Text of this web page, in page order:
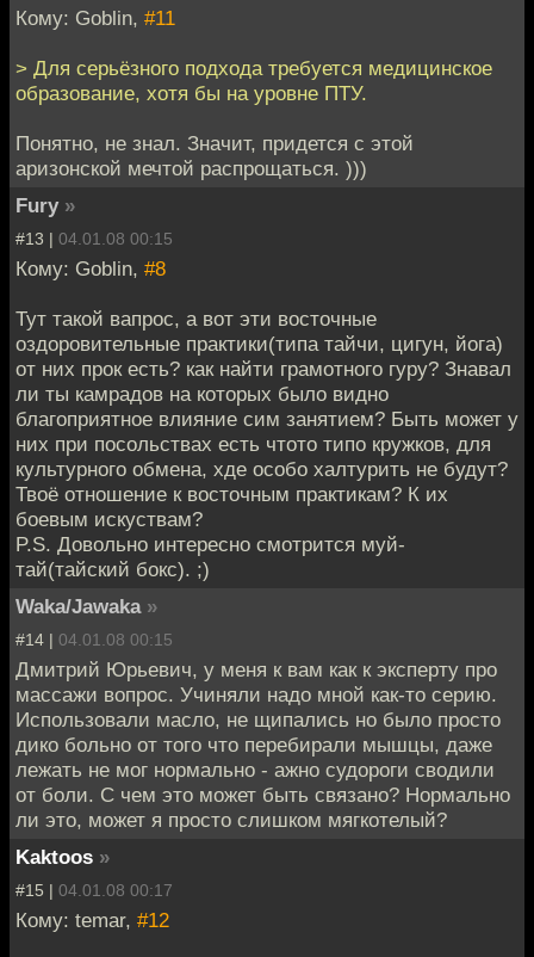
Кому: Goblin, #11
> Для серьёзного подхода требуется медицинское
образование, хотя бы на уровне ПТУ.
Понятно, не знал. Значит, придется с этой
аризонской мечтой распрощаться. )))
Fury »
#13 | 04.01.08 00:15
Кому: Goblin, #8
Тут такой вапрос, а вот эти восточные
оздоровительные практики(типа тайчи, цигун, йога)
от них прок есть? как найти грамотного гуру? Знавал
ли ты камрадов на которых было видно
благоприятное влияние сим занятием? Быть может у
них при посольствах есть чтото типо кружков, для
культурного обмена, хде особо халтурить не будут?
Твоё отношение к восточным практикам? К их
боевым искуствам?
P.S. Довольно интересно смотрится муй-
тай(тайский бокс). ;)
Waka/Jawaka »
#14 | 04.01.08 00:15
Дмитрий Юрьевич, у меня к вам как к эксперту про
массажи вопрос. Учиняли надо мной как-то серию.
Использовали масло, не щипались но было просто
дико больно от того что перебирали мышцы, даже
лежать не мог нормально - ажно судороги сводили
от боли. С чем это может быть связано? Нормально
ли это, может я просто слишком мягкотелый?
Kaktoos »
#15 | 04.01.08 00:17
Кому: temar, #12